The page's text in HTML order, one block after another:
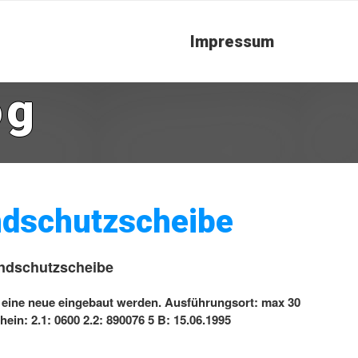
Impressum
neue eingebaut werden. Ausführungsort: max 30
2.1: 0600 2.2: 890076 5 B: 15.06.1995